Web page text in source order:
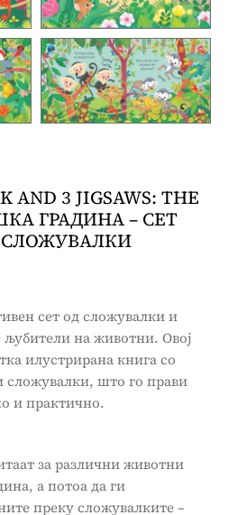
AND 3 JIGSAWS: THE
ГРАДИНА – СЕТ
СЛОЖУВАЛКИ
сет од сложувалки и
љубители на животни. Овој
илустрирана книга со
сложувалки, што го прави
и практично.
за различни животни
а потоа да ги
преку сложувалките –